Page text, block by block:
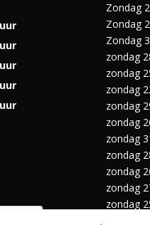
Zondag
Zondag
Zondag
zondag
zondag
zondag
zondag
zondag
zondag
zondag
zondag
zondag
zondag